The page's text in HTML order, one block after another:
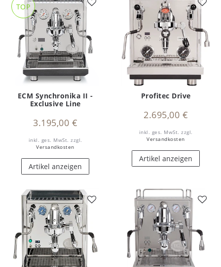
TOP
ECM Synchronika II -
Exclusive Line
3.195,00 €
inkl. ges. MwSt. zzgl.
Versandkosten
Artikel anzeigen
Profitec Drive
2.695,00 €
inkl. ges. MwSt. zzgl.
Versandkosten
Artikel anzeigen